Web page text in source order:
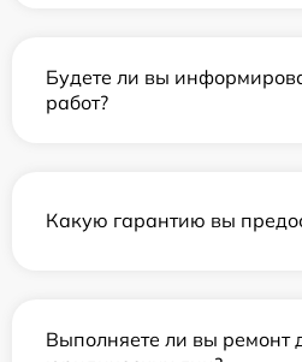
Будете ли вы
работ?
Какую гарантию вы
Выполняете ли вы ремонт